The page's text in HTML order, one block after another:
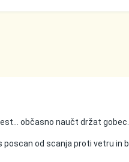
občasno naučt držat
od scanja proti vetru in